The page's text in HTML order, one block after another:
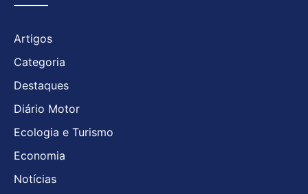
Artigos
Categoria
Destaques
Diário Motor
Ecologia e Turismo
Economia
Notícias